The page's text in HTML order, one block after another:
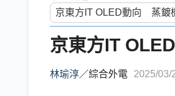
京東方IT
林瑜淳／綜合外電 2025/03/